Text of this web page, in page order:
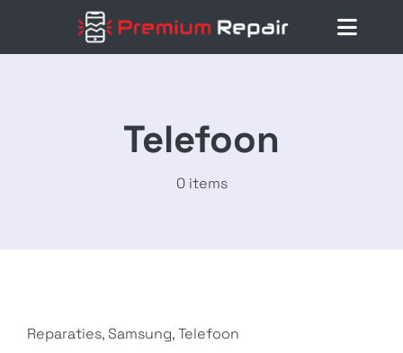
inhoud
Telefoon
0 items
Reparaties, Samsung,Telefoon